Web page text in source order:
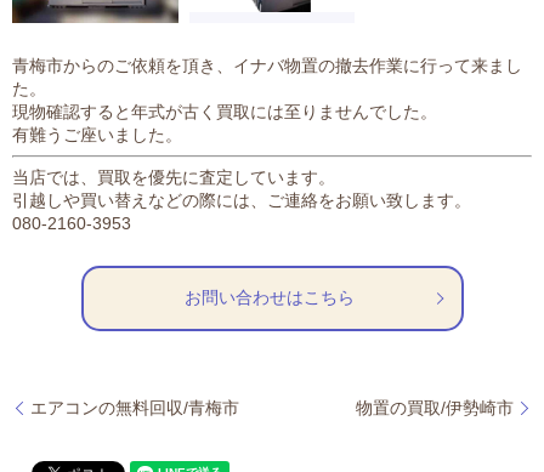
青梅市からのご依頼を頂き、イナバ物置の撤去作業に行って来まし
た。
現物確認すると年式が古く買取には至りませんでした。
有難うご座いました。
当店では、買取を優先に査定しています。
引越しや買い替えなどの際には、ご連絡をお願い致します。
080-2160-3953
お問い合わせはこちら
エアコンの無料回収/青梅市 物置の買取/伊勢崎市